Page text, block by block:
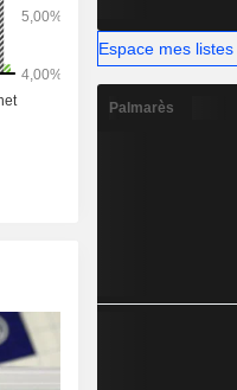
Espace mes listes
Palmarès